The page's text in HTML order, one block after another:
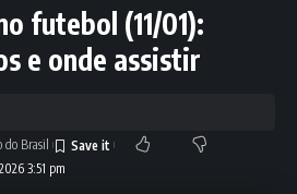
futebol (11/01):
e onde assistir
3:51 pm
do Brasil